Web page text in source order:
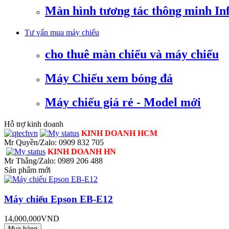
Màn hình tương tác thông minh
Tư vấn mua máy chiếu
cho thuê màn chiếu và máy chiếu
Máy Chiếu xem bóng đá
Máy chiếu giá rẻ - Model mới
Hỗ trợ kinh doanh
KINH DOANH HCM
Mr Quyền/Zalo: 0909 832 705
KINH DOANH HN
Mr Thắng/Zalo: 0989 206 488
Sản phẩm mới
Máy chiếu Epson EB-E12
14,000,000VND